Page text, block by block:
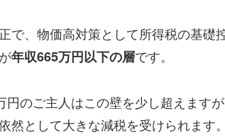
で、物価高対策として所得税の基
年収665万円以下の層です。
円のご主人はこの壁を少し超えます
然として大きな減税を受けられま